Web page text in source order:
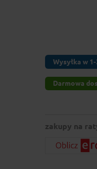
Wysyłka w
Darmowa
zakupy na